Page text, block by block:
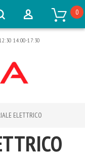
14:00-17:30
0
ELETTRICO